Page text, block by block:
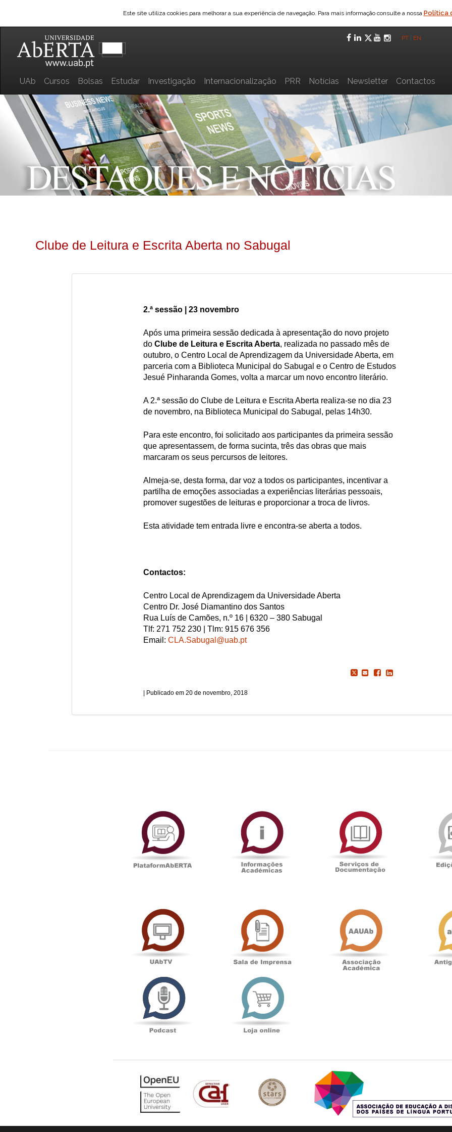
Este site utiliza cookies para melhorar a sua experiência de navegação. Para mais informação consulte a nossa Política
Facebook
LinkedIn
Twitter
YouTube
PT EN
UAb Cursos Bolsas Estudar Investigação Internacionalização PRR Notícias Newsletter Contactos
Clube de Leitura e Escrita Aberta no Sabugal
2.ª sessão | 23 novembro
Após uma primeira sessão dedicada à apresentação do novo projeto
do Clube de Leitura e Escrita Aberta, realizada no passado mês de
outubro, o Centro Local de Aprendizagem da Universidade Aberta, em
parceria com a Biblioteca Municipal do Sabugal e o Centro de Estudos
Jesué Pinharanda Gomes, volta a marcar um novo encontro literário.
A 2.ª sessão do Clube de Leitura e Escrita Aberta realiza-se no dia 23
de novembro, na Biblioteca Municipal do Sabugal, pelas 14h30.
Para este encontro, foi solicitado aos participantes da primeira sessão
que apresentassem, de forma sucinta, três das obras que mais
marcaram os seus percursos de leitores.
Almeja-se, desta forma, dar voz a todos os participantes, incentivar a
partilha de emoções associadas a experiências literárias pessoais,
promover sugestões de leituras e proporcionar a troca de livros.
Esta atividade tem entrada livre e encontra-se aberta a todos.
Contactos:
Centro Local de Aprendizagem da Universidade Aberta
Centro Dr. José Diamantino dos Santos
Rua Luís de Camões, n.º 16 | 6320 – 380 Sabugal
Tlf: 271 752 230 | Tlm: 915 676 356
Email: CLA.Sabugal@uab.pt
20 de novembro, 2018
PlataformAberta
Académicas